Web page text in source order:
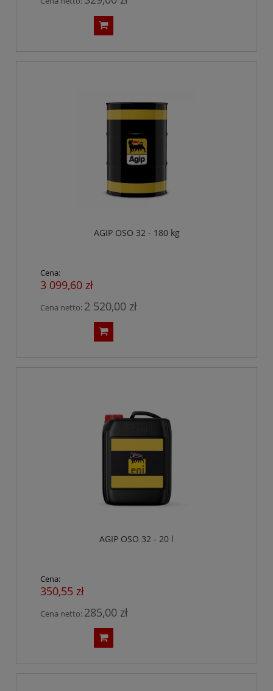
AGIP OSO 32 - 180 kg
Cena:
3 099,60 zł
Cena netto: 2 520,00 zł
AGIP OSO 32 - 20 l
Cena:
350,55 zł
Cena netto: 285,00 zł